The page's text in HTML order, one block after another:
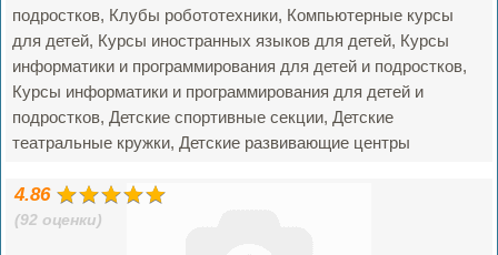
подростков, Клубы робототехники, Компьютерные курсы
для детей, Курсы иностранных языков для детей, Курсы
информатики и программирования для детей и подростков,
Курсы информатики и программирования для детей и
подростков, Детские спортивные секции, Детские
театральные кружки, Детские развивающие центры
4.86
(92 оценки)